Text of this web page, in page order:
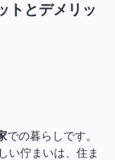
トとデメリッ
での暮らしです。
い佇まいは、住ま